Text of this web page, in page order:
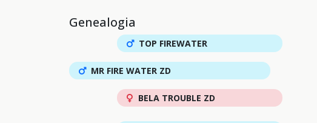
Genealogia
TOP FIREWATER
MR FIRE WATER ZD
BELA TROUBLE ZD